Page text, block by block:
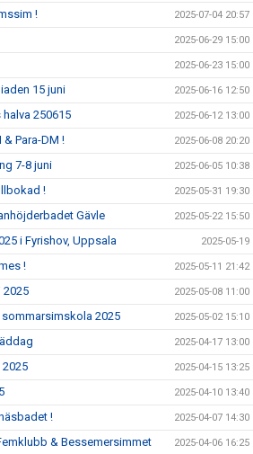
! 2025-07-04 20:57
2025-06-29 15:00
2025-06-23 15:00
15 juni 2025-06-16 12:50
250615 2025-06-12 13:00
Para-DM ! 2025-06-08 20:20
7-8 juni 2025-06-05 10:38
! 2025-05-31 19:30
Gävle 2025-05-22 15:50
i Fyrishov, Uppsala 2025-05-19
! 2025-05-11 21:42
2025 2025-05-08 11:00
2025 2025-05-02 15:10
2025-04-17 13:00
2025-04-15 13:25
2025-04-10 13:40
! 2025-04-07 14:30
& Bessemersimmet 2025-04-06 16:25